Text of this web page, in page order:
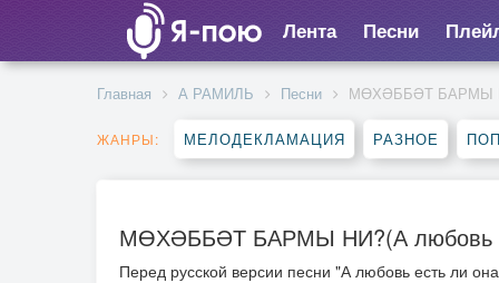
Лента Песни
Главная А РАМИЛЬ Песни МӨХӘББӘТ БАРМЫ
ЖАНРЫ: МЕЛОДЕКЛАМАЦИЯ РАЗНОЕ ПОП
МӨХӘББӘТ БАРМЫ НИ?(А любовь
Перед русской версии песни "А любовь есть ли